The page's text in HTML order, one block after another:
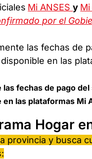
Mi ANSESy
por el
fechas de pago
las plataformas Mi
Hogar
provincia y busca